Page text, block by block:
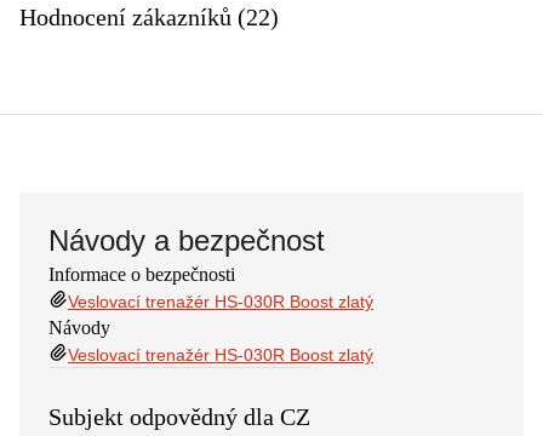
Hodnocení zákazníků (22)
Návody a bezpečnost
Informace o bezpečnosti
Veslovací trenažér HS-030R Boost zlatý
Návody
Veslovací trenažér HS-030R Boost zlatý
Subjekt odpovědný dla CZ